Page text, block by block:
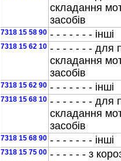
складання
засобiв
7318 15 58 90 - - - - - - - iншi
7318 15 62 10 - - - - - - - для
складання
засобiв
7318 15 62 90 - - - - - - - iншi
7318 15 68 10 - - - - - - - для
складання
засобiв
7318 15 68 90 - - - - - - - iншi
7318 15 75 00 - - - - - - з